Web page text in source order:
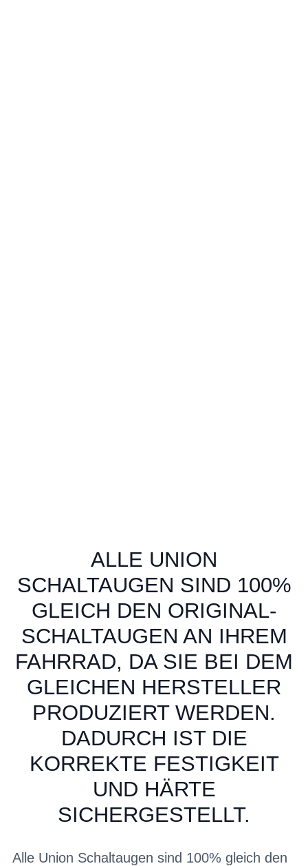
ALLE UNION
SCHALTAUGEN SIND 100%
GLEICH DEN ORIGINAL-
SCHALTAUGEN AN IHREM
FAHRRAD, DA SIE BEI DEM
GLEICHEN HERSTELLER
PRODUZIERT WERDEN.
DADURCH IST DIE
KORREKTE FESTIGKEIT
UND HÄRTE
SICHERGESTELLT.
Alle Union Schaltaugen sind 100% gleich den